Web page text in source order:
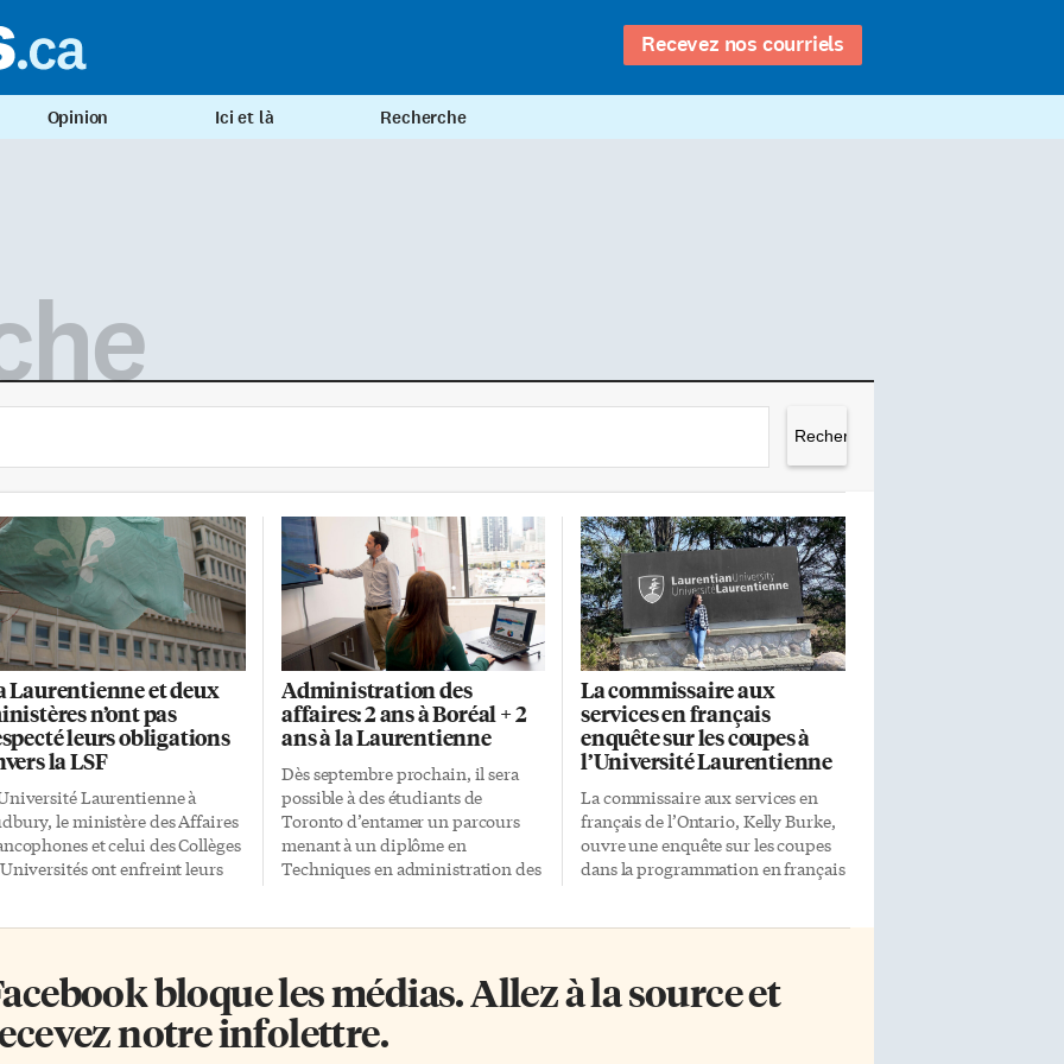
Recevez nos courriels
Opinion Ici et là Recherche
Laurentienne et deux
n’ont pas
leurs obligations
la LSF
Laurentienne à
le ministère des Affaires
et celui des Collèges
ont enfreint leurs
de l’Ontario, Kelly Burke,
cependant limité à deux
Elle émet 19
Administration des
affaires: 2 ans à Boréal + 2
ans à la Laurentienne
Dès septembre prochain, il sera
possible à des étudiants de
Toronto d’entamer un parcours
menant à un diplôme en
Techniques en administration des
des affaires de l’Université
Laurentienne. Dans le cadre de ce
nouveau partenariat entre les
La commissaire aux
services en français
enquête sur les coupes à
l’Université Laurentienne
La commissaire aux services en
français de l’Ontario, Kelly Burke,
ouvre une enquête sur les coupes
dans la programmation en français
annoncé son intention d’éliminer
69 de ses programmes, dont 28
bloque les médias. Allez à la source et
notre infolettre.